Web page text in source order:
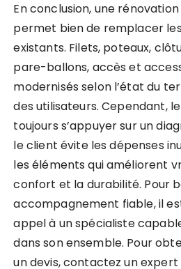
En conclusion, une
permet bien de remplacer
existants. Filets, poteaux,
pare-ballons, accès et
modernisés selon l’état du
des utilisateurs. Cependant,
toujours s’appuyer sur un
le client évite les dépenses
les éléments qui améliorent
confort et la durabilité. Pour
accompagnement fiable, il
appel à un spécialiste
dans son ensemble. Pour
un devis, contactez un expert